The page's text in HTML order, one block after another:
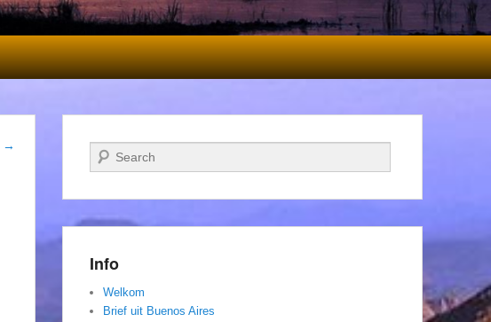
→ Zoeken
Info
Welkom
Brief uit Buenos Aires